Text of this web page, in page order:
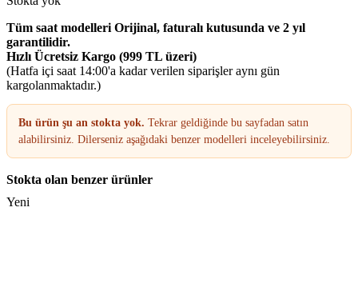
Tüm saat modelleri Orijinal, faturalı kutusunda ve 2 yıl
garantilidir.
Hızlı Ücretsiz Kargo (999 TL üzeri)
(Hatfa içi saat 14:00'a kadar verilen siparişler aynı gün
kargolanmaktadır.)
Bu ürün şu an stokta yok. Tekrar geldiğinde bu sayfadan satın
alabilirsiniz. Dilerseniz aşağıdaki benzer modelleri inceleyebilirsiniz.
Stokta olan benzer ürünler
Yeni